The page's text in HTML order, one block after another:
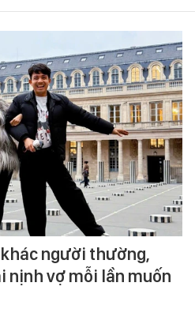
người thường,
nịnh vợ mỗi lần muốn